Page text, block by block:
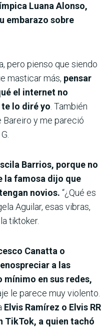
Luana Alonso,
embarazo sobre
pero pienso que siendo
masticar más, pensar
el internet no
te lo diré yo . También
Bareiro y me pareció
Barrios, porque no
la famosa dijo que
novios. “¿Qué es
Aguilar, esas vibras,
tiktoker.
Canatta o
a las
mínimo en sus redes,
le parece muy violento.
Elvis Ramírez o Elvis RR
TikTok, a quien tachó